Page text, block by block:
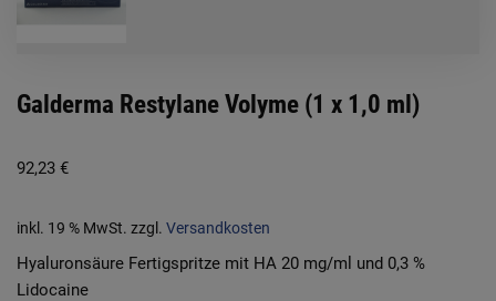
Galderma Restylane Volyme (1 x 1,0 ml)
92,23 €
inkl. 19 % MwSt. zzgl. Versandkosten
Hyaluronsäure Fertigspritze mit HA 20 mg/ml und 0,3 %
Lidocaine